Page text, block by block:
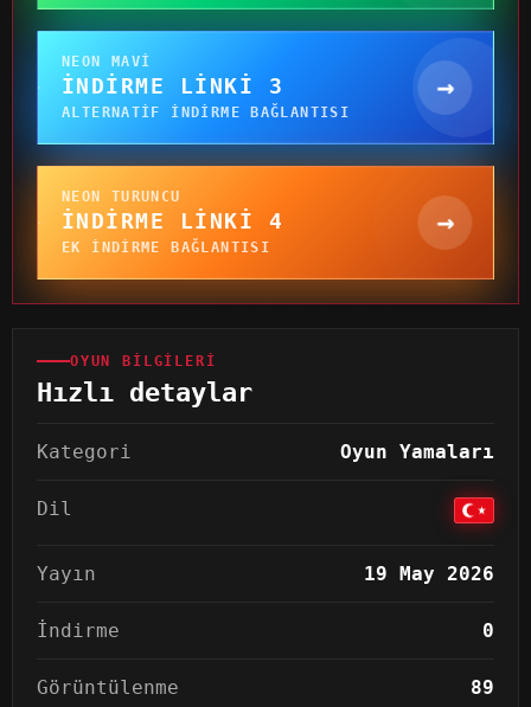
NEON MAVI
İNDIRME LINKI 3
ALTERNATIF INDIRME BAĞLANTISI
→
NEON TURUNCU
İNDIRME LINKI 4
EK INDIRME BAĞLANTISI
→
OYUN BILGILERI
Hızlı detaylar
Kategori Oyun Yamaları
Dil
Yayın 19 May 2026
İndirme 0
Görüntülenme 89